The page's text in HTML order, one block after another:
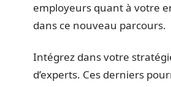
employeurs quant à votre
dans ce nouveau parcours.
Intégrez dans votre
d’experts. Ces derniers